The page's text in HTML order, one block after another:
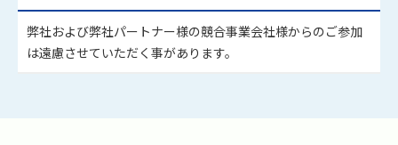
弊社および弊社パートナー様の競合事業会社様からのご参加
は遠慮させていただく事があります。